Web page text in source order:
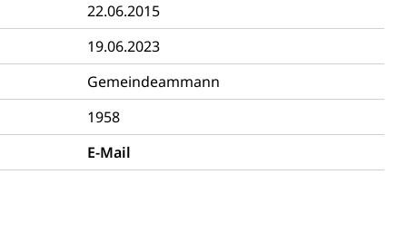
22.06.2015
19.06.2023
Gemeindeammann
1958
E-Mail
Langsamverkehr, Transportmittel, Auto, Motorrad,